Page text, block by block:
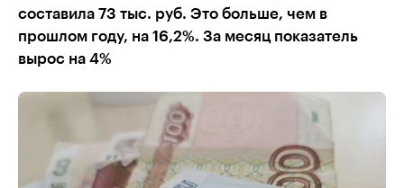
составила 73 тыс. руб. Это больше, чем в
прошлом году, на 16,2%. За месяц показатель
вырос на 4%